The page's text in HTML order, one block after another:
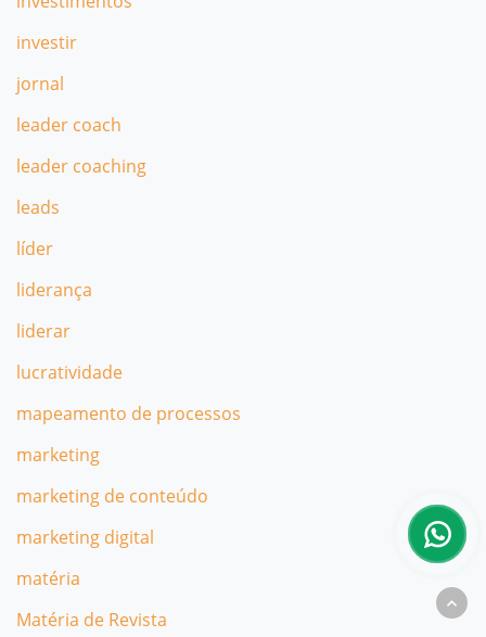
investir
jornal
leader coach
leader coaching
leads
líder
liderança
liderar
lucratividade
mapeamento de processos
marketing
marketing de conteúdo
marketing digital
matéria
Matéria de Revista